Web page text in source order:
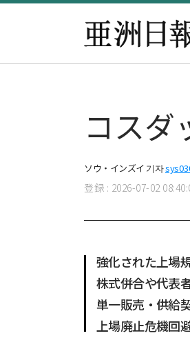
コスダ
ソウ・インズイ 기자
登録 : 2026-07-02
強化された上場
株式併合や代表
単一販売・供給
上場廃止危機回